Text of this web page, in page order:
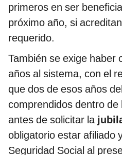
primeros en ser
próximo año, si
requerido.
También se exige haber
años al sistema, con el
que dos de esos años
comprendidos dentro de
antes de solicitar la
obligatorio estar afiliado
Seguridad Social al